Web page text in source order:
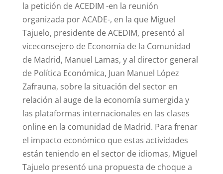
la petición de ACEDIM -en la reunión
organizada por ACADE-, en la que Miguel
Tajuelo, presidente de ACEDIM, presentó al
viceconsejero de Economía de la Comunidad
de Madrid, Manuel Lamas, y al director general
de Política Económica, Juan Manuel López
Zafrauna, sobre la situación del sector en
relación al auge de la economía sumergida y
las plataformas internacionales en las clases
online en la comunidad de Madrid. Para frenar
el impacto económico que estas actividades
están teniendo en el sector de idiomas, Miguel
Tajuelo presentó una propuesta de choque a